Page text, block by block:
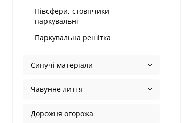
Півсфери, стовпчики
паркувальні
Паркувальна решітка
Сипучі матеріали
Чавунне лиття
Дорожня огорожа